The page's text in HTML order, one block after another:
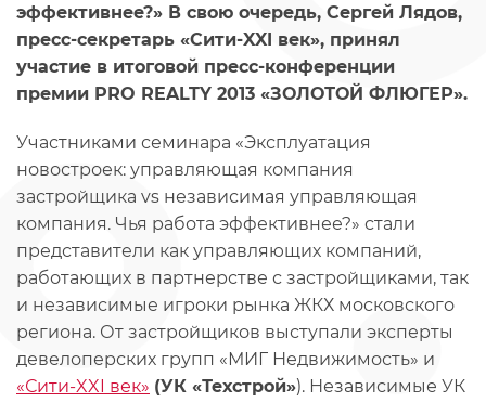
эффективнее?» В свою очередь, Сергей Лядов,
пресс-секретарь «Сити-XXI век», принял
участие в итоговой пресс-конференции
премии PRO REALTY 2013 «ЗОЛОТОЙ ФЛЮГЕР».
Участниками семинара «Эксплуатация
новостроек: управляющая компания
застройщика vs независимая управляющая
компания. Чья работа эффективнее?» стали
представители как управляющих компаний,
работающих в партнерстве с застройщиками, так
и независимые игроки рынка ЖКХ московского
региона. От застройщиков выступали эксперты
девелоперских групп «МИГ Недвижимость» и
«Сити-XXI век» (УК «Техстрой»). Независимые УК